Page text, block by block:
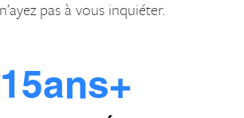
pas à vous inquiéter.
1
3
5ans+
0
2